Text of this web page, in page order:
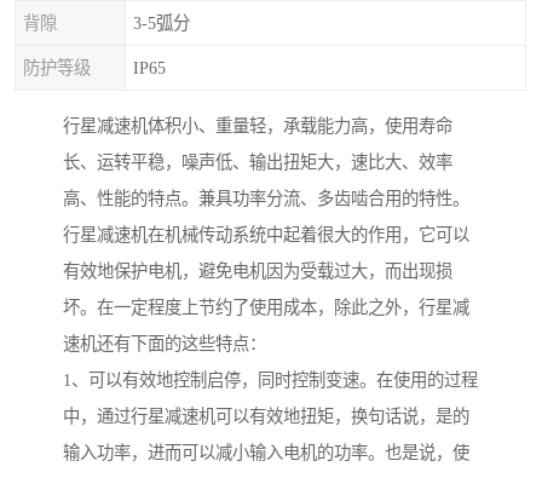
背隙 3-5弧分
防护等级 IP65
行星减速机体积小、重量轻，承载能力高，使用寿命
长、运转平稳，噪声低、输出扭矩大，速比大、效率
高、性能的特点。兼具功率分流、多齿啮合用的特性。
行星减速机在机械传动系统中起着很大的作用，它可以
有效地保护电机，避免电机因为受载过大，而出现损
坏。在一定程度上节约了使用成本，除此之外，行星减
速机还有下面的这些特点：
1、可以有效地控制启停，同时控制变速。在使用的过程
中，通过行星减速机可以有效地扭矩，换句话说，是的
输入功率，进而可以减小输入电机的功率。也是说，使